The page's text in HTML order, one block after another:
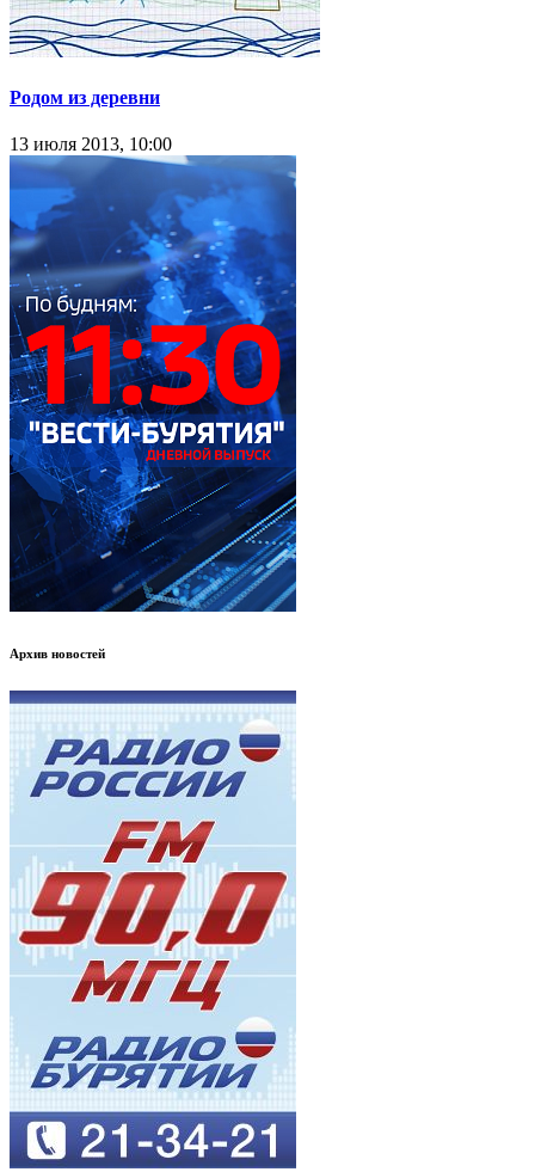
Родом из деревни
13 июля 2013, 10:00
Архив новостей